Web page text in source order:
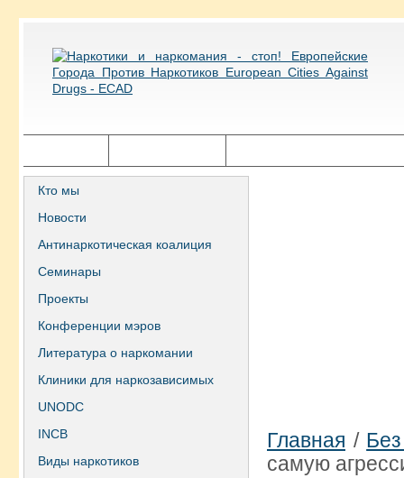
Кто мы
Новости
Антинаркотическая коалиция
Семинары
Проекты
Конференции мэров
Литература о наркомании
Клиники для наркозависимых
UNODC
INCB
Виды наркотиков
Главная /
самую